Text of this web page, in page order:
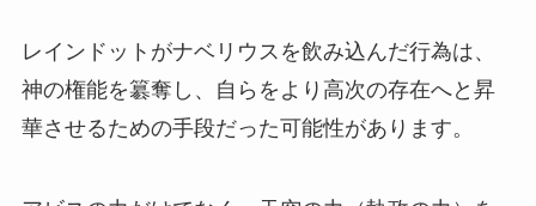
レインドットがナベリウスを飲み込んだ行為は、
神の権能を簒奪し、自らをより高次の存在へと昇
華させるための手段だった可能性があります。